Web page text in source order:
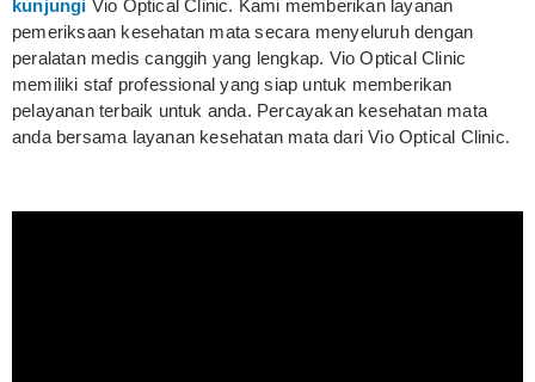
kunjungi Vio Optical Clinic. Kami memberikan layanan
pemeriksaan kesehatan mata secara menyeluruh dengan
peralatan medis canggih yang lengkap. Vio Optical Clinic
memiliki staf professional yang siap untuk memberikan
pelayanan terbaik untuk anda. Percayakan kesehatan mata
anda bersama layanan kesehatan mata dari Vio Optical Clinic.